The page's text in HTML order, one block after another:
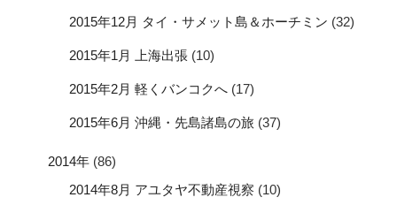
2015年12月 タイ・サメット島＆ホーチミン (32)
2015年1月 上海出張 (10)
2015年2月 軽くバンコクへ (17)
2015年6月 沖縄・先島諸島の旅 (37)
2014年 (86)
2014年8月 アユタヤ不動産視察 (10)